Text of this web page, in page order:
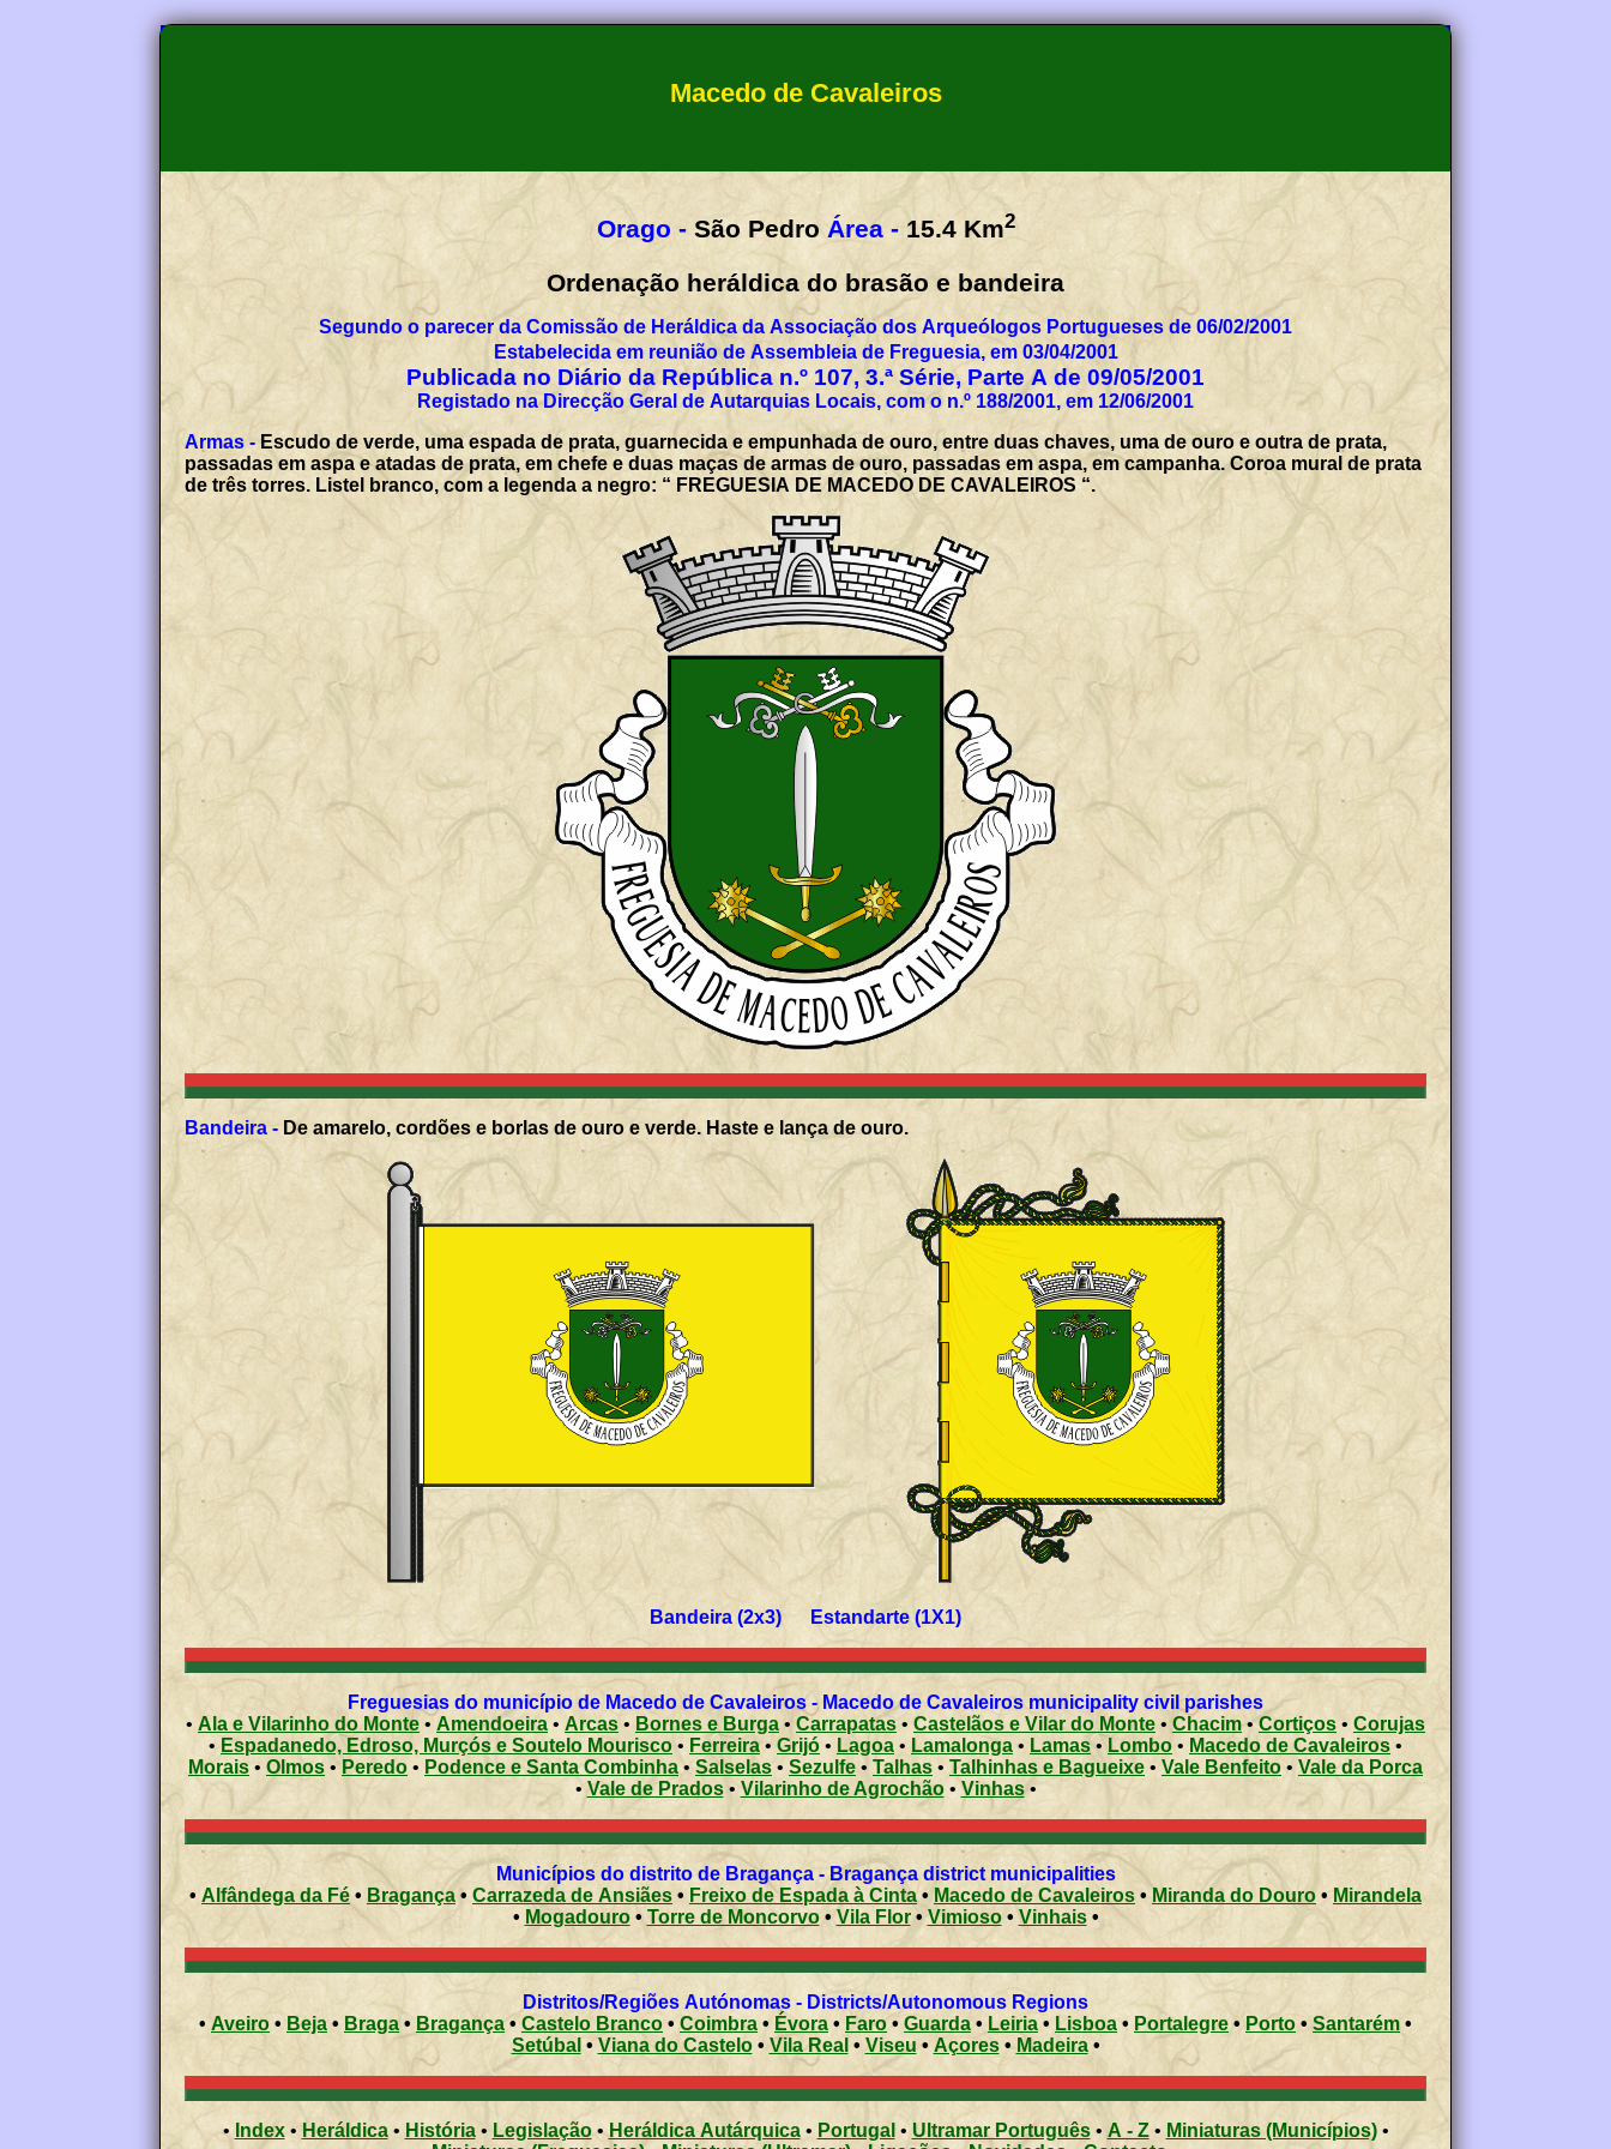
Macedo de Cavaleiros
Orago - São Pedro Área - 15.4 Km2
Ordenação heráldica do brasão e bandeira
Segundo o parecer da Comissão de Heráldica da Associação dos Arqueólogos Portugueses de 06/02/2001
Estabelecida em reunião de Assembleia de Freguesia, em 03/04/2001
Publicada no Diário da República n.º 107, 3.ª Série, Parte A de 09/05/2001
Registado na Direcção Geral de Autarquias Locais, com o n.º 188/2001, em 12/06/2001
Armas - Escudo de verde, uma espada de prata, guarnecida e empunhada de ouro, entre duas chaves, uma de ouro e outra de prata,
passadas em aspa e atadas de prata, em chefe e duas maças de armas de ouro, passadas em aspa, em campanha. Coroa mural de prata
de três torres. Listel branco, com a legenda a negro: “ FREGUESIA DE MACEDO DE CAVALEIROS “.
Bandeira - De amarelo, cordões e borlas de ouro e verde. Haste e lança de ouro.
Bandeira (2x3) Estandarte (1X1)
Freguesias do município de Macedo de Cavaleiros - Macedo de Cavaleiros municipality civil parishes
• Ala e Vilarinho do Monte • Amendoeira• Arcas • Bornes e Burga • Carrapatas • Castelãos e Vilar do Monte • Chacim•Cortiços • Corujas
• Espadanedo, Edroso, Murçós e Soutelo Mourisco • Ferreira• Grijó • Lagoa • Lamalonga • Lamas • Lombo • Macedo de Cavaleiros •
Morais• Olmos • Peredo • Podence e Santa Combinha • Salselas • Sezulfe • Talhas • Talhinhas e Bagueixe • Vale Benfeito • Vale da Porca
•Vale de Prados•Vilarinho de Agrochão•Vinhas•
Municípios do distrito de Bragança - Bragança district municipalities
• Alfândega da Fé • Bragança • Carrazeda de Ansiães • Freixo de Espada à Cinta•Macedo de Cavaleiros • Miranda do Douro • Mirandela
• Mogadouro• Torre de Moncorvo•Vila Flor•Vimioso• Vinhais•
Distritos/Regiões Autónomas - Districts/Autonomous Regions
• Aveiro • Beja • Braga • Bragança•Castelo Branco • Coimbra • Évora • Faro• Guarda • Leiria • Lisboa• Portalegre • Porto • Santarém •
Setúbal •Viana do Castelo• Vila Real • Viseu • Açores • Madeira •
• Index• Heráldica• História • Legislação •Heráldica Autárquica• Portugal • Ultramar Português• A - Z• Miniaturas (Municípios)•